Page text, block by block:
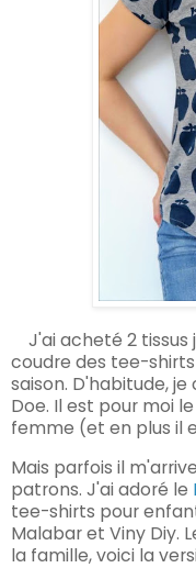
J'ai acheté 2 tissus
coudre des tee-
saison. D'habitude, je
Doe. Il est pour moi
femme (et en plus il
Mais parfois il
patrons. J'ai adoré le
tee-shirts pour
Malabar et Viny Diy.
la famille, voici la